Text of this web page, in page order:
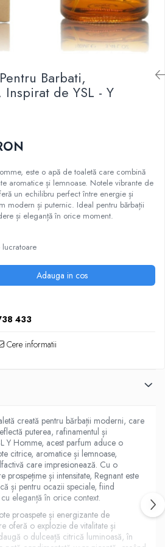
Diverse
Barbati,
de YSL - Y
este o apă de toaletă care combină
aromatice și lemnoase. Notele vibrante de
un echilibru perfect între energie și
modern și puternic. Ideal pentru bărbații
și eleganță în orice moment.
lucratoare
Adauga in cos
433
Cere informatii
creată pentru bărbații moderni, care
puterea, rafinamentul și
Y Homme, acest parfum aduce o
citrice, aromatice și lemnoase,
care impresionează. Cu o
prospețime și intensitate, Regnant este
și pentru ocazii speciale, fiind
eleganță în orice context.
proaspete și energizante de
oferă o explozie de vitalitate și
o dulceață citrică luminoasă, în